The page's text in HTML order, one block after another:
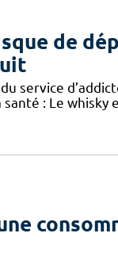
de
service
: Le whisky